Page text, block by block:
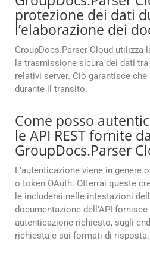
protezione dei dati
l’elaborazione dei
GroupDocs.Parser Cloud utilizza
la trasmissione sicura dei dati
relativi server. Ciò garantisce
durante il transito.
Come posso
le API REST fornite da
GroupDocs.Parser
L’autenticazione viene in genere
o token OAuth. Otterrai queste
le includerai nelle intestazioni
documentazione dell’API
autenticazione richiesto, sugli
richiesta e sui formati di risposta.